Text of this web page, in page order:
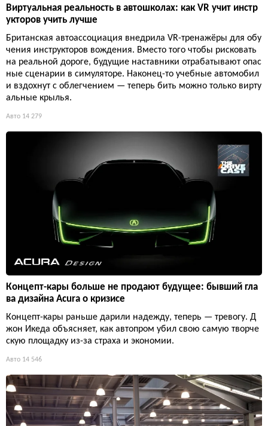
Виртуальная реальность в автошколах: как VR учит инстр
укторов учить лучше
Британская автоассоциация внедрила VR-тренажёры для обу
чения инструкторов вождения. Вместо того чтобы рисковать
на реальной дороге, будущие наставники отрабатывают опас
ные сценарии в симуляторе. Наконец-то учебные автомобил
и вздохнут с облегчением — теперь бить можно только вирту
альные крылья.
Авто 14 279
Концепт-кары больше не продают будущее: бывший гла
ва дизайна Acura о кризисе
Концепт-кары раньше дарили надежду, теперь — тревогу. Д
жон Икеда объясняет, как автопром убил свою самую творче
скую площадку из-за страха и экономии.
Авто 14 546